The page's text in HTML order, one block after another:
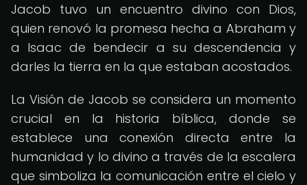
Jacob tuvo un encuentro divino con Dios,
quien renovó la promesa hecha a Abraham y
a Isaac de bendecir a su descendencia y
darles la tierra en la que estaban acostados.
La Visión de Jacob se considera un momento
crucial en la historia bíblica, donde se
establece una conexión directa entre la
humanidad y lo divino a través de la escalera
que simboliza la comunicación entre el cielo y